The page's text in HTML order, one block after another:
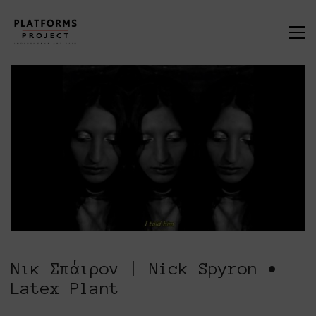
Νικ Σπάιρον | Nick Spyron •
Latex Plant